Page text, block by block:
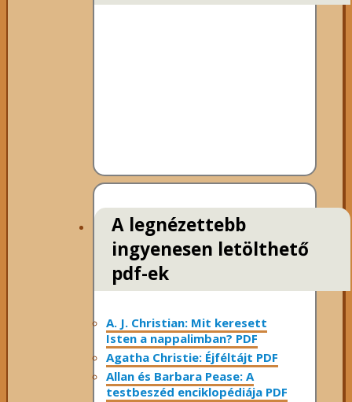
A legnézettebb
ingyenesen letölthető
pdf-ek
A. J. Christian: Mit keresett
Isten a nappalimban? PDF
Agatha Christie: Éjféltájt PDF
Allan és Barbara Pease: A
testbeszéd enciklopédiája PDF